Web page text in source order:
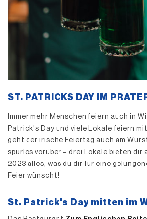
ST. PATRICKS DAY IM
Immer mehr Menschen feiern auch in
Patrick's Day und viele Lokale feiern
geht der irische Feiertag auch am
spurlos vorüber – drei Lokale bieten dir
2023 alles, was du dir für eine
Feier wünscht!
St. Patrick's Day mitten im